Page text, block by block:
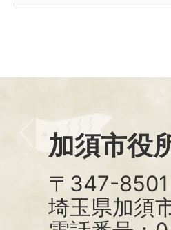
加須市役
〒347-8501
埼玉県加須